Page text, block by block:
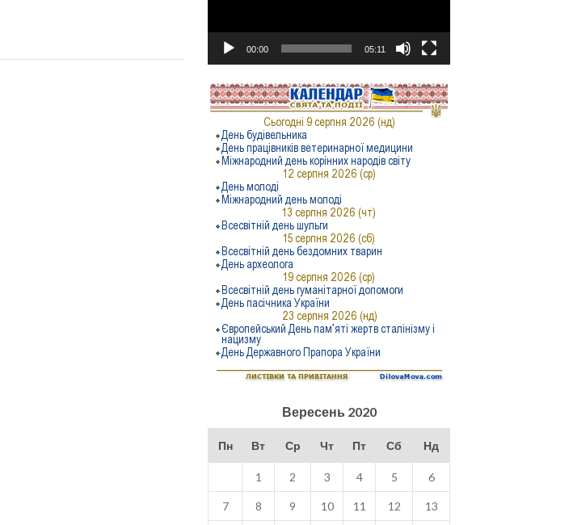
00:00 05:11
Вересень 2020
Пн Вт Ср Чт Пт Сб Нд
1 2 3 4 5 6
7 8 9 10 11 12 13